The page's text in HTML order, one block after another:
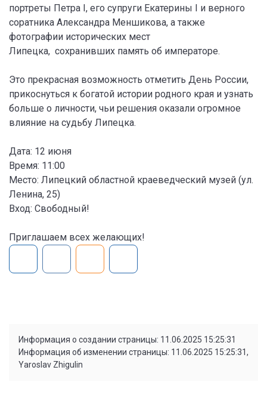
портреты Петра I, его супруги Екатерины I и верного
соратника Александра Меншикова, а также
фотографии исторических мест
Липецка, сохранивших память об императоре.
Это прекрасная возможность отметить День России,
прикоснуться к богатой истории родного края и узнать
больше о личности, чьи решения оказали огромное
влияние на судьбу Липецка.
Дата: 12 июня
Время: 11:00
Место: Липецкий областной краеведческий музей (ул.
Ленина, 25)
Вход: Свободный!
Приглашаем всех желающих!
Информация о создании страницы: 11.06.2025 15:25:31
Информация об изменении страницы: 11.06.2025 15:25:31,
Yaroslav Zhigulin